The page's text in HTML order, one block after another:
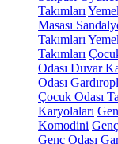
Takımları
Masası
Takımları
Takımları
Odası Duvar
Odası
Çocuk Odası
Karyolaları
Komodini
Genç Odası